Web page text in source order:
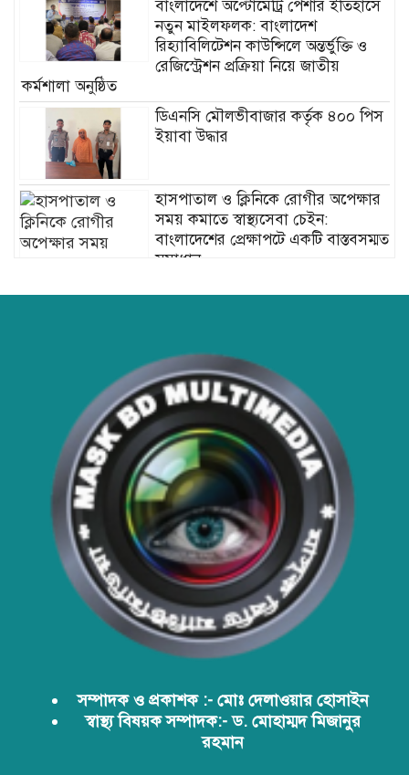
বাংলাদেশে অপ্টোমেট্রি পেশার ইতিহাসে
নতুন মাইলফলক: বাংলাদেশ
রিহ্যাবিলিটেশন কাউন্সিলে অন্তর্ভুক্তি ও
রেজিস্ট্রেশন প্রক্রিয়া নিয়ে জাতীয়
কর্মশালা অনুষ্ঠিত
ডিএনসি মৌলভীবাজার কর্তৃক ৪০০ পিস
ইয়াবা উদ্ধার
হাসপাতাল ও ক্লিনিকে রোগীর অপেক্ষার
সময় কমাতে স্বাস্থ্যসেবা চেইন:
বাংলাদেশের প্রেক্ষাপটে একটি বাস্তবসম্মত
সমাধান
বাংলাদেশের টিকা নিরাপত্তা ও স্বাস্থ্য
সার্বভৌমত্ব: এখনই দেশীয় ভ্যাকসিন
উৎপাদনে জাতীয় বিনিয়োগের সময়
আবারো ডিএনসি নোয়াখালী কর্তৃক
বিপুল পরিমান ইয়াবা ও গাঁজা উদ্ধার
ডিএনসি নোয়াখালী কর্তৃক বিপুল পরিমান
ইয়াবা উদ্ধার
ডিএনসি যশোর কর্তৃক ৩০ হাজার পিস
ডিএনসির অভিযানে দেশের ইতিহাসে
সম্পাদক ও প্রকাশক :- মোঃ দেলাওয়ার হোসাইন
স্বাস্থ্য বিষয়ক সম্পাদক:- ড. মোহাম্মদ মিজানুর
রহমান